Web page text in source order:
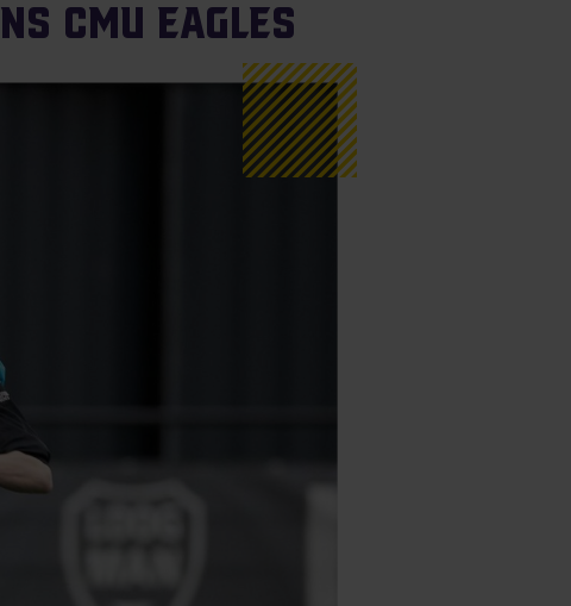
CMU Eagles